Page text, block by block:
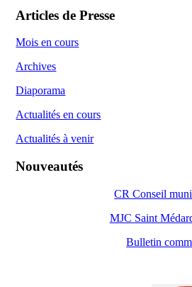
Articles de Presse
Mois en cours
Archives
Diaporama
Actualités en cours
Actualités à venir
Nouveautés
CR Conseil
MJC Saint
Bulletin